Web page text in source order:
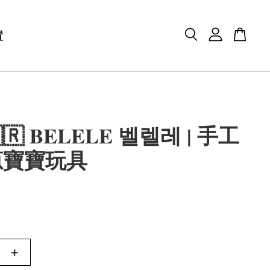
BELELE 벨렐레 | 手工
寶玩具
+